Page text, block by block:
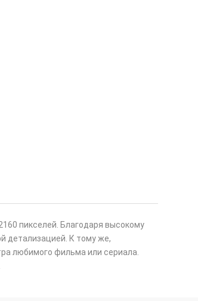
пикселей. Благодаря высокому
детализацией. К тому же,
любимого фильма или сериала.